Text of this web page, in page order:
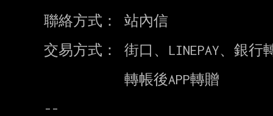
聯絡方式： 站內信
交易方式： 街口、LINEPAY、銀行